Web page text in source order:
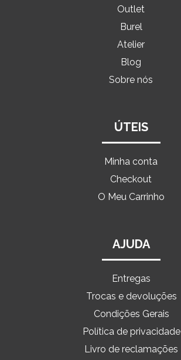
Outlet
Burel
Atelier
Blog
Sobre nós
ÚTEIS
Minha conta
Checkout
O Meu Carrinho
AJUDA
Entregas
Trocas e devoluções
Condições Gerais
Política de privacidade
Livro de reclamações